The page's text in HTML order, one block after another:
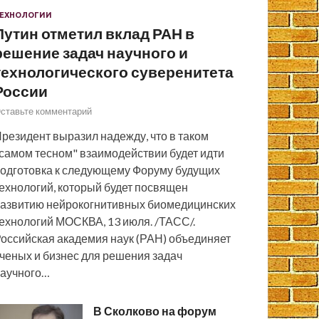
отметил вклад РАН в
задач научного и
суверенитета
комментарий
выразил надежду, что в таком
тесном" взаимодействии будет идти
к следующему Форуму будущих
который будет посвящен
нейрокогнитивных биомедицинских
МОСКВА, 13 июля. /ТАСС/.
академия наук (РАН) объединяет
и бизнес для решения задач
В Сколково на форум